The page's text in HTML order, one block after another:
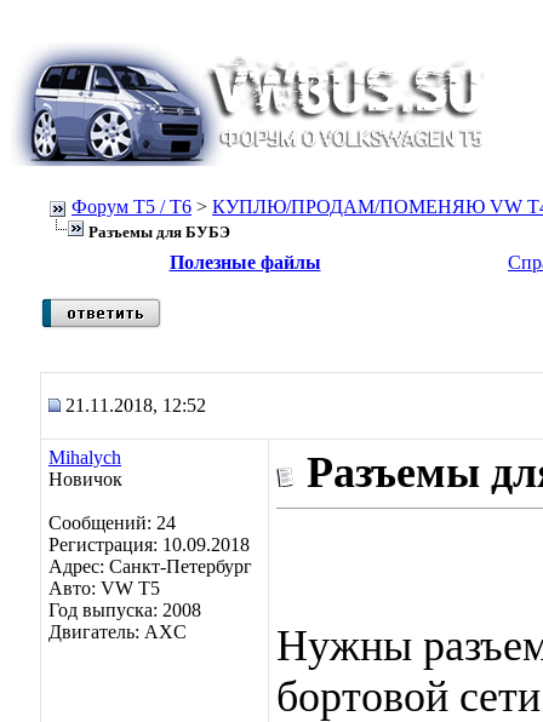
Форум Т5 / T6 > КУПЛЮ/ПРОДАМ/ПОМЕНЯЮ VW T4,
Разъемы для БУБЭ
Полезные файлы
21.11.2018, 12:52
Mihalych
Новичок
Сообщений: 24
Регистрация: 10.09.2018
Адрес: Санкт-Петербург
Авто: VW T5
Год выпуска: 2008
Двигатель: AXC
Разъемы
Нужны
бортовой